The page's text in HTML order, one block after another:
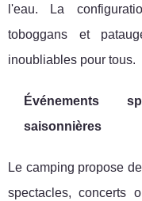
l'eau. La
toboggans et
inoubliables pour tous.
Événements
saisonnières
Le camping propose
spectacles, concerts